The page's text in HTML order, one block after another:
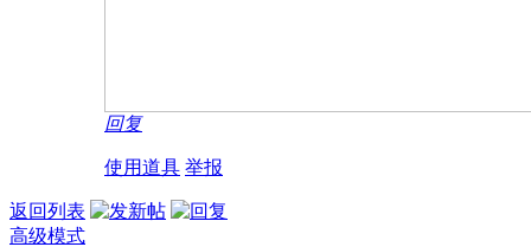
回复
使用道具 举报
返回列表
高级模式